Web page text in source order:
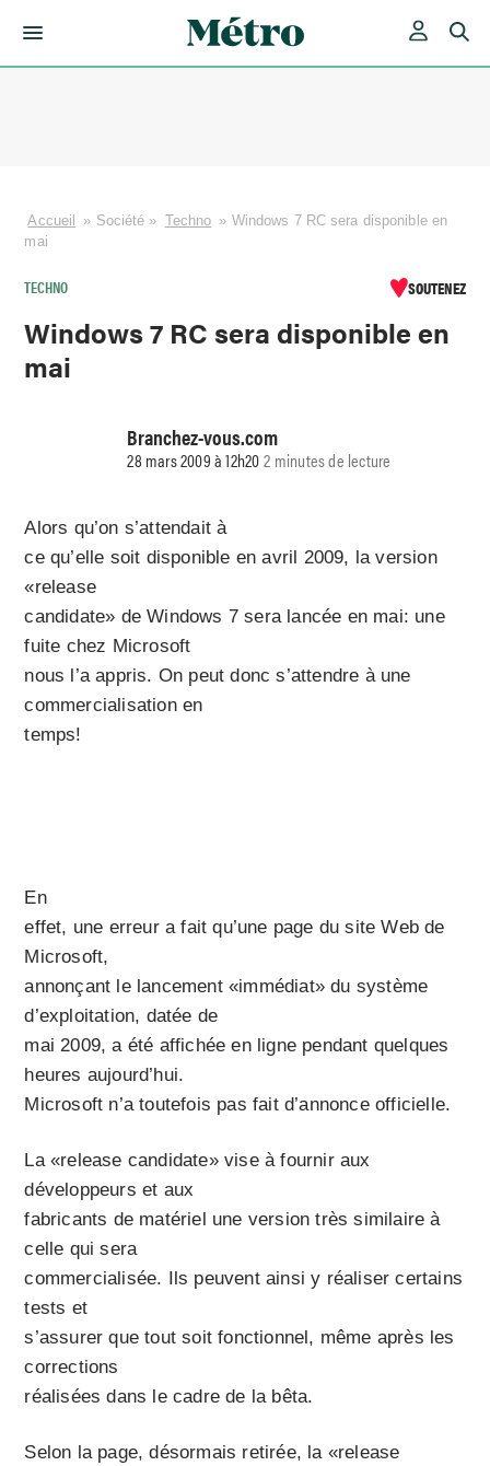
Accueil » Société » Techno » Windows 7 RC sera disponible en
mai
TECHNO SOUTENEZ
Windows 7 RC sera disponible en
mai
Branchez-vous.com
28 mars 2009 à 12h202 minutes de lecture
Alors qu’on s’attendait à
ce qu’elle soit disponible en avril 2009, la version
«release
candidate» de Windows 7 sera lancée en mai: une
fuite chez Microsoft
nous l’a appris. On peut donc s’attendre à une
commercialisation en
temps!
En
effet, une erreur a fait qu’une page du site Web de
Microsoft,
annonçant le lancement «immédiat» du système
d’exploitation, datée de
mai 2009, a été affichée en ligne pendant quelques
heures aujourd’hui.
Microsoft n’a toutefois pas fait d’annonce officielle.
La «release candidate» vise à fournir aux
développeurs et aux
fabricants de matériel une version très similaire à
celle qui sera
commercialisée. Ils peuvent ainsi y réaliser certains
tests et
s’assurer que tout soit fonctionnel, même après les
corrections
réalisées dans le cadre de la bêta.
Selon la page, désormais retirée, la «release